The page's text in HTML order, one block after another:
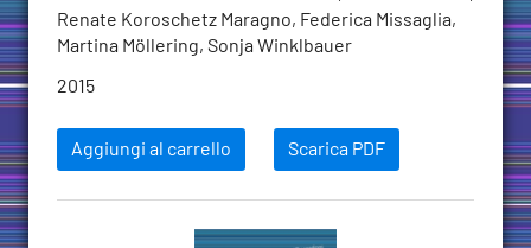
Renate Koroschetz Maragno, Federica Missaglia,
Martina Möllering, Sonja Winklbauer
2015
Aggiungi al carrello Scarica PDF